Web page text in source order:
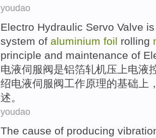
youdao
Electro Hydraulic Servo Valve is
system of aluminium foil rolling
principle and maintenance of
电液伺服阀是铝箔轧机压上电液
绍电液伺服阀工作原理的基础上
述。
youdao
The cause of producing